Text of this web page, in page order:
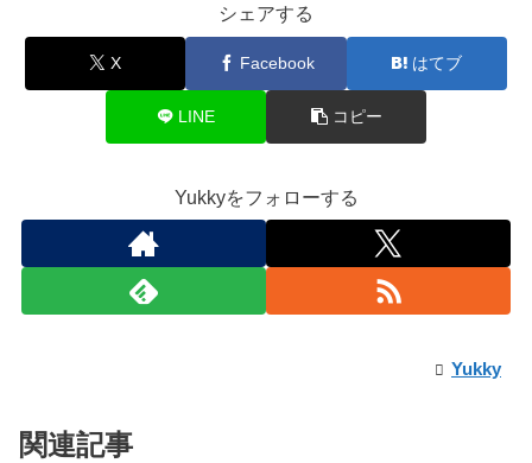
シェアする
X Facebook はてブ
LINE コピー
Yukkyをフォローする
Yukky
関連記事